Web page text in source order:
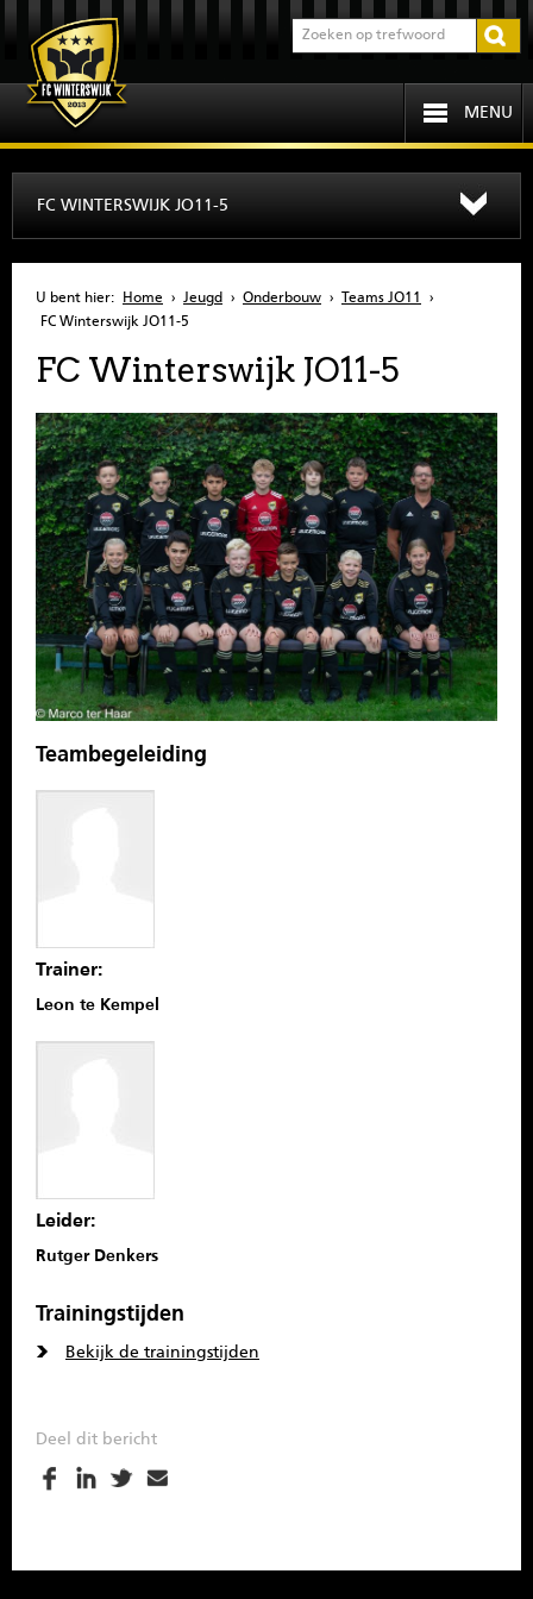
MENU
OVER FCW
INFORMATIE
JEUGD
SENIOREN
SPONSOREN
CONTACT
MENU
FC WINTERSWIJK JO11-5
U bent hier: Home › Jeugd › Onderbouw › Teams JO11
›
FC Winterswijk JO11-5
FC Winterswijk JO11-5
Teambegeleiding
Trainer:
Leon te Kempel
Leider:
Rutger Denkers
Trainingstijden
Bekijk de trainingstijden
Deel dit bericht